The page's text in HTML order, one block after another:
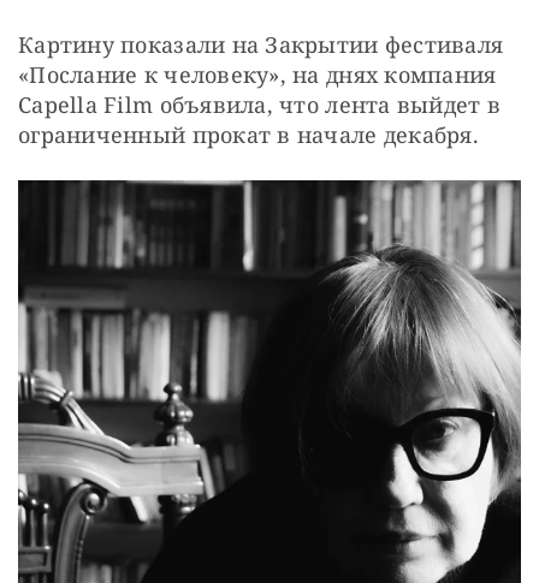
Картину показали на Закрытии фестиваля
«Послание к человеку», на днях компания
Capella Film объявила, что лента выйдет в
ограниченный прокат в начале декабря.